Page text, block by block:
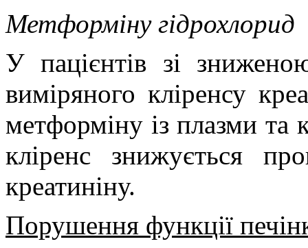
Метформіну гідрохлорид
У пацієнтів зі
виміряного кліренсу
метформіну із плазми та
кліренс знижується
креатиніну.
Порушення функції